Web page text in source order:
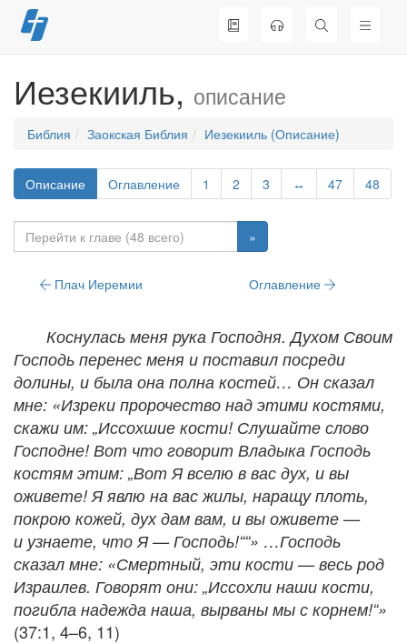
Перейти
к
Иезекииль, описание
Библия Заокская Библия Иезекииль (Описание)
Описание Оглавление 1 2 3 ↔ 47 48
»
Плач Иеремии Оглавление
Коснулась меня рука Господня. Духом Своим
Господь перенес меня и поставил посреди
долины, и была она полна костей… Он сказал
мне: «Изреки пророчество над этими костями,
скажи им: „Иссохшие кости! Слушайте слово
Господне! Вот что говорит Владыка Господь
костям этим: „Вот Я вселю в вас дух, и вы
оживете! Я явлю на вас жилы, наращу плоть,
покрою кожей, дух дам вам, и вы оживете —
и узнаете, что Я — Господь!““» …Господь
сказал мне: «Смертный, эти кости — весь род
Израилев. Говорят они: „Иссохли наши кости,
погибла надежда наша, вырваны мы с корнем!“»
(37:1, 4–6, 11)